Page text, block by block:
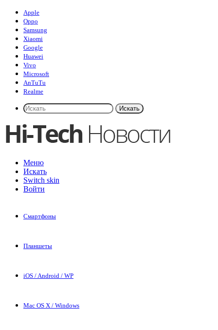
Apple
Oppo
Samsung
Xiaomi
Google
Huawei
Vivo
Microsoft
AnTuTu
Realme
Искать
Меню
Искать
Switch skin
Войти
Смартфоны
Планшеты
iOS / Android / WP
Mac OS X / Windows